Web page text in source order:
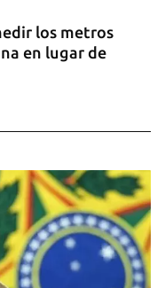
los metros
en lugar de